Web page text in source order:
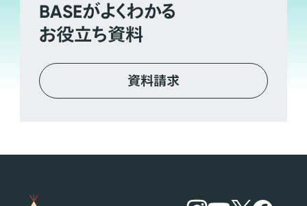
BASEがよくわかる
お役立ち資料
資料請求